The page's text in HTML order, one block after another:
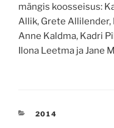
mängis koosseisus:
Allik, Grete Allilender,
Anne Kaldma, Kadri
Ilona Leetma ja Jane
CATEGORIES
2014